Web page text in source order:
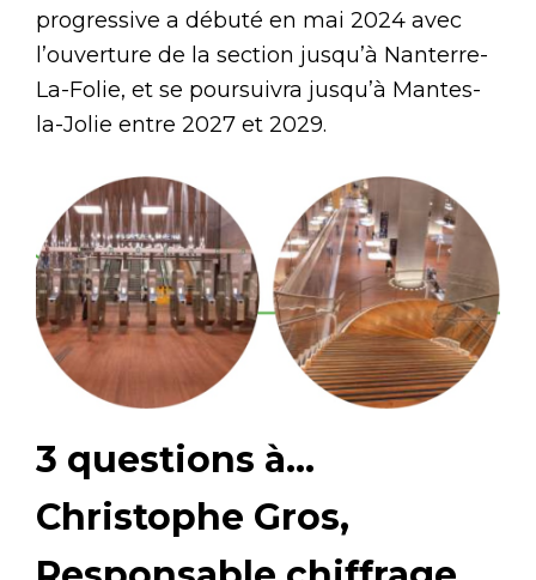
progressive a débuté en mai 2024 avec
l’ouverture de la section jusqu’à Nanterre-
La-Folie, et se poursuivra jusqu’à Mantes-
la-Jolie entre 2027 et 2029.
3 questions à…
Christophe Gros,